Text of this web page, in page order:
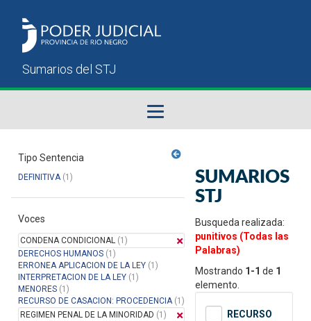
Sumarios del STJ
Manual del Usuario
Tipo Sentencia
DEFINITIVA(1)
Voces
CONDENA CONDICIONAL (1)
DERECHOS HUMANOS (1)
ERRONEA APLICACION DE LA LEY (1)
INTERPRETACION DE LA LEY (1)
MENORES (1)
RECURSO DE CASACION: PROCEDENCIA(1)
REGIMEN PENAL DE LA MINORIDAD (1)
SUMARIOS
STJ
Busqueda realizada:
punitivos (Todas las
Palabras)
Mostrando 1-1 de 1
elemento.
RECURSO